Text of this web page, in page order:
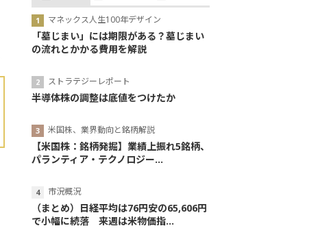
マネックス人生100年デザイン
「墓じまい」には期限がある？墓じまい
の流れとかかる費用を解説
ストラテジーレポート
半導体株の調整は底値をつけたか
米国株、業界動向と銘柄解説
【米国株：銘柄発掘】業績上振れ5銘柄、
パランティア・テクノロジー...
市況概況
（まとめ）日経平均は76円安の65,606円
で小幅に続落 来週は米物価指...